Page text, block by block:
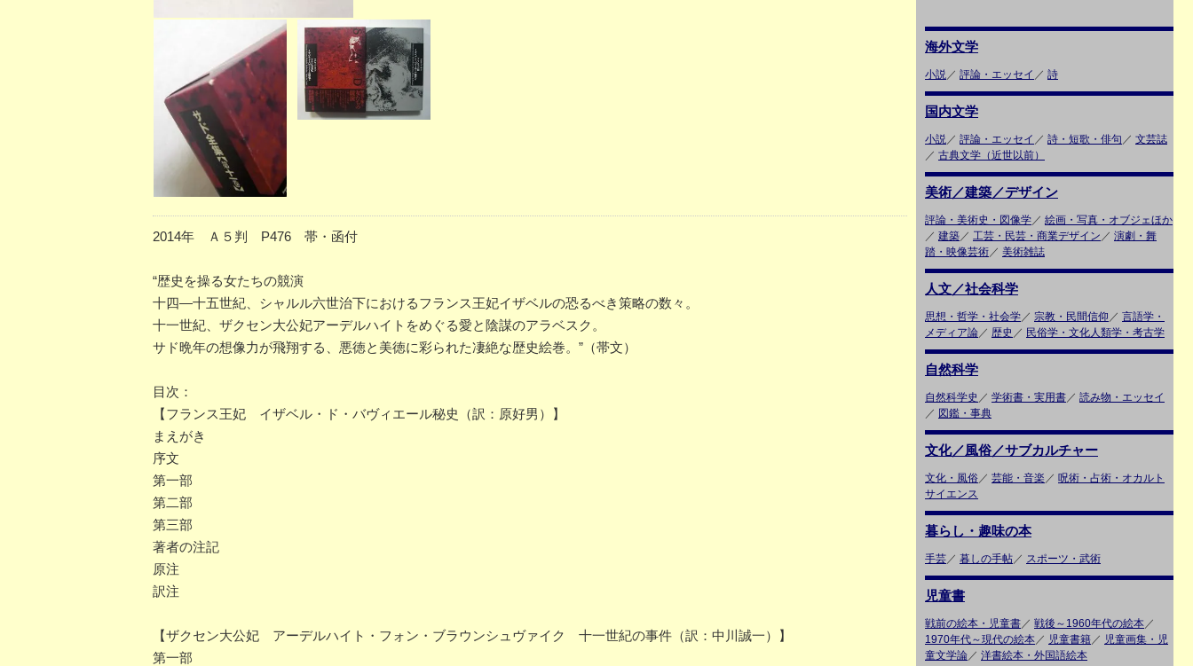
2014年 Ａ５判 P476 帯・函付
“歴史を操る女たちの競演
十四―十五世紀、シャルル六世治下におけるフランス王妃イザベルの恐るべき策略の数々。
十一世紀、ザクセン大公妃アーデルハイトをめぐる愛と陰謀のアラベスク。
サド晩年の想像力が飛翔する、悪徳と美徳に彩られた凄絶な歴史絵巻。”（帯文）
目次：
【フランス王妃 イザベル・ド・バヴィエール秘史（訳：原好男）】
まえがき
序文
第一部
第二部
第三部
著者の注記
原注
訳注
【ザクセン大公妃 アーデルハイト・フォン・ブラウンシュヴァイク 十一世紀の事件（訳：中川誠一）】
第一部
海外文学
小説／ 評論・エッセイ ／ 詩
国内文学
小説／ 評論・エッセイ ／ 詩・短歌・俳句 ／ 文芸誌
／ 古典文学（近世以前）
美術／建築／デザイン
評論・美術史・図像学／ 絵画・写真・オブジェほか
／ 建築／ 工芸・民芸・商業デザイン ／ 演劇・舞
踏・映像芸術／ 美術雑誌
人文／社会科学
思想・哲学・社会学／ 宗教・民間信仰 ／ 言語学・
メディア論／ 歴史 ／ 民俗学・文化人類学・考古学
自然科学
自然科学史 ／ 学術書・実用書／ 読み物・エッセイ
／ 図鑑・事典
文化／風俗／サブカルチャー
文化・風俗／ 芸能・音楽 ／ 呪術・占術・オカルト
サイエンス
暮らし・趣味の本
手芸／ 暮しの手帖／ スポーツ・武術
児童書
戦前の絵本・児童書／ 戦後～1960年代の絵本／
1970年代～現代の絵本／ 児童書籍／ 児童画集・児
童文学論／ 洋書絵本・外国語絵本